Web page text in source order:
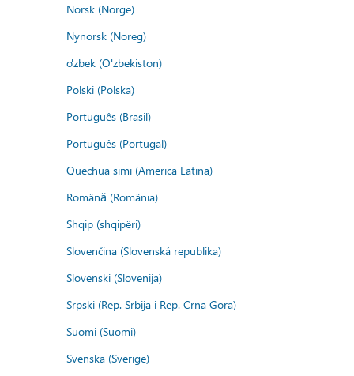
Norsk (Norge)
Nynorsk (Noreg)
o'zbek (O'zbekiston)
Polski (Polska)
Português (Brasil)
Português (Portugal)
Quechua simi (America Latina)
Română (România)
Shqip (shqipëri)
Slovenčina (Slovenská republika)
Slovenski (Slovenija)
Srpski (Rep. Srbija i Rep. Crna Gora)
Suomi (Suomi)
Svenska (Sverige)